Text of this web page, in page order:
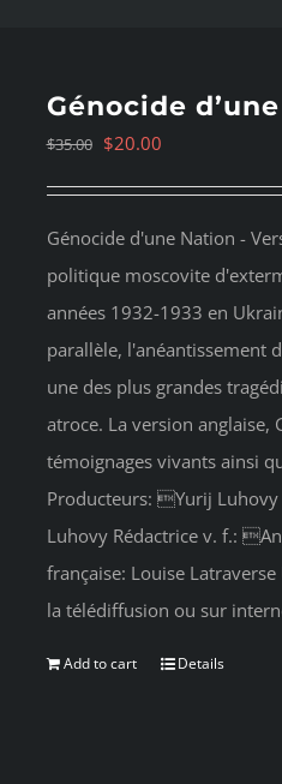
Génocide
$35.00 Original
$20.00Current
Génocide d'une Nation -
politique moscovite
années 1932-1933 en
parallèle, l'anéantissement
une des plus grandes
atroce. La version anglaise,
témoignages vivants ainsi
Producteurs: Yurij
Luhovy Rédactrice v. f.:
française: Louise
la télédiffusion ou sur
Add to cart Details